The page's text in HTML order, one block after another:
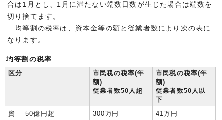
合は1月とし、1月に満たない端数日数が生じた場合は端数を
切り捨てます。
均等割の税率は、資本金等の額と従業者数により次の表に
なります。
均等割の税率
区分
市民税の税率(年
額)
従業者数50人超
市民税の税率(年
額)
従業者数50人以
下
資
50億円超 300万円
41万円